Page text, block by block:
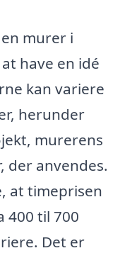
murer i
have en idé
kan variere
herunder
murerens
der anvendes.
at timeprisen
til 700
Det er